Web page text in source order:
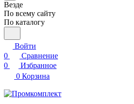
Везде
По всему сайту
По каталогу
Войти
0
Сравнение
0
Избранное
0 Корзина